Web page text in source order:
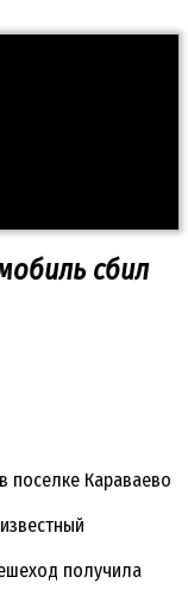
сбил
поселке Караваево
получила